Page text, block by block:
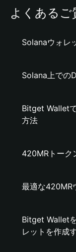
よくあるご
Solanaウォレ
Solana上での
Bitget Wallet
方法
420MRトーク
最適な420MR
Bitget Wallet
レットを作成